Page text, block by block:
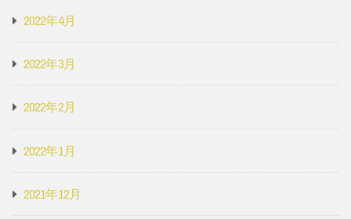
2022年4月
2022年3月
2022年2月
2022年1月
2021年12月